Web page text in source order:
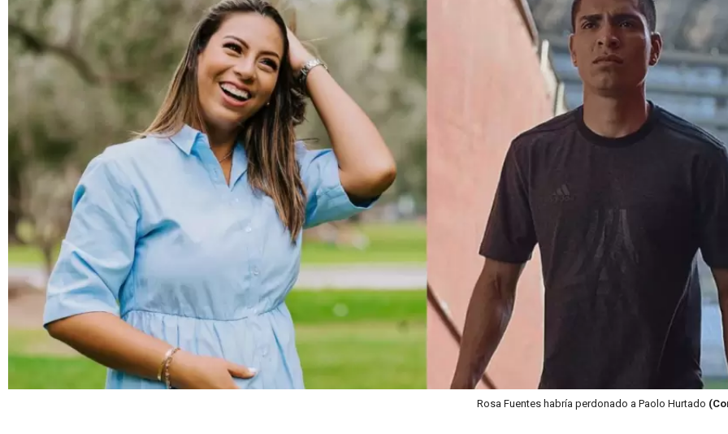
Rosa Fuentes habría perdonado a Paolo Hurtado